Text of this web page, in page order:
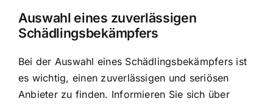
Auswahl eines zuverlässigen
Schädlingsbekämpfers
Bei der Auswahl eines Schädlingsbekämpfers ist
es wichtig, einen zuverlässigen und seriösen
Anbieter zu finden. Informieren Sie sich über